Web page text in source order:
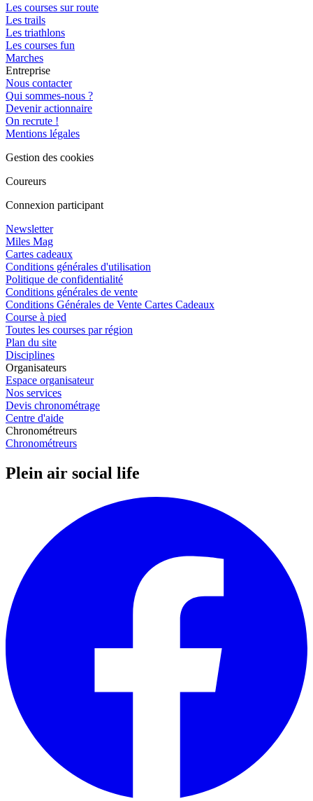
Les courses sur route
Les trails
Les triathlons
Les courses fun
Marches
Entreprise
Nous contacter
Qui sommes-nous ?
Devenir actionnaire
On recrute !
Mentions légales
Gestion des cookies
Coureurs
Connexion participant
Newsletter
Miles Mag
Cartes cadeaux
Conditions générales d'utilisation
Politique de confidentialité
Conditions générales de vente
Conditions Générales de Vente Cartes Cadeaux
Course à pied
Toutes les courses par région
Plan du site
Disciplines
Organisateurs
Espace organisateur
Nos services
Devis chronométrage
Centre d'aide
Chronométreurs
Chronométreurs
Plein air social life